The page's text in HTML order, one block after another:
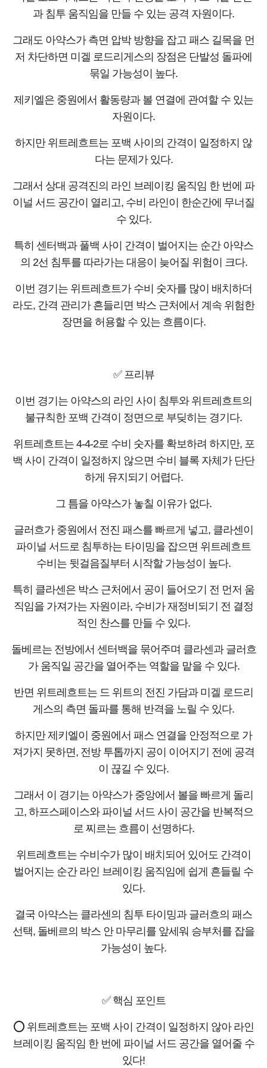
과 침투 움직임을 만들 수 있는 공격 자원이다.
그래도 아약스가 측면 압박 방향을 잡고 패스 길목을 먼
저 차단하면 미겔 로드리게스의 장점은 단발성 돌파에
묶일 가능성이 높다.
제키엘은 중원에서 활동량과 볼 연결에 관여할 수 있는
자원이다.
하지만 위트레흐트는 포백 사이의 간격이 일정하지 않
다는 문제가 있다.
그래서 상대 공격진의 라인 브레이킹 움직임 한 번에 파
이널 서드 공간이 열리고, 수비 라인이 한순간에 무너질
수 있다.
특히 센터백과 풀백 사이 간격이 벌어지는 순간 아약스
의 2선 침투를 따라가는 대응이 늦어질 위험이 크다.
이번 경기는 위트레흐트가 수비 숫자를 많이 배치하더
라도, 간격 관리가 흔들리면 박스 근처에서 계속 위험한
장면을 허용할 수 있는 흐름이다.
✅ 프리뷰
이번 경기는 아약스의 라인 사이 침투와 위트레흐트의
불규칙한 포백 간격이 정면으로 부딪히는 경기다.
위트레흐트는 4-4-2로 수비 숫자를 확보하려 하지만, 포
백 사이 간격이 일정하지 않으면 수비 블록 자체가 단단
하게 유지되기 어렵다.
그 틈을 아약스가 놓칠 이유가 없다.
글러흐가 중원에서 전진 패스를 빠르게 넣고, 클라센이
파이널 서드로 침투하는 타이밍을 잡으면 위트레흐트
수비는 뒷걸음질부터 시작할 가능성이 높다.
특히 클라센은 박스 근처에서 공이 들어오기 전 먼저 움
직임을 가져가는 자원이라, 수비가 재정비되기 전 결정
적인 찬스를 만들 수 있다.
돌베르는 전방에서 센터백을 묶어주며 클라센과 글러흐
가 움직일 공간을 열어주는 역할을 맡을 수 있다.
반면 위트레흐트는 드 위트의 전진 가담과 미겔 로드리
게스의 측면 돌파를 통해 반격을 노릴 수 있다.
하지만 제키엘이 중원에서 패스 연결을 안정적으로 가
져가지 못하면, 전방 투톱까지 공이 이어지기 전에 공격
이 끊길 수 있다.
그래서 이 경기는 아약스가 중앙에서 볼을 빠르게 돌리
고, 하프스페이스와 파이널 서드 사이 공간을 반복적으
로 찌르는 흐름이 선명하다.
위트레흐트는 수비수가 많이 배치되어 있어도 간격이
벌어지는 순간 라인 브레이킹 움직임에 쉽게 흔들릴 수
있다.
결국 아약스는 클라센의 침투 타이밍과 글러흐의 패스
선택, 돌베르의 박스 안 마무리를 앞세워 승부처를 잡을
가능성이 높다.
✅ 핵심 포인트
⭕ 위트레흐트는 포백 사이 간격이 일정하지 않아 라인
브레이킹 움직임 한 번에 파이널 서드 공간을 열어줄 수
있다!